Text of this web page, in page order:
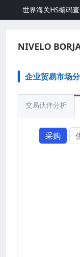
世界海关HS编码
NIVELO
企业贸易市场
交易伙伴分析
采购